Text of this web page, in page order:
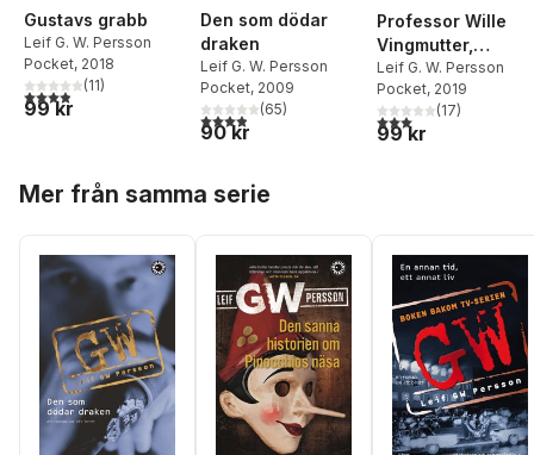
Gustavs grabb
Leif G. W. Persson
Pocket, 2018
3,9utav 5 stjärnor. Totalt antal röster:
(11)
99 kr
Den som dödar
draken
Leif G. W. Persson
Pocket, 2009
3,9utav 5 stjärnor. Totalt antal röster:
(65)
90 kr
Professor Wille
Vingmutter,
mästerdetektiv :
berättelsen om
yrkesliv
Leif G. W. Persson
Pocket, 2019
3,0utav 5 stjärnor.
(17)
99 kr
Mer från samma serie